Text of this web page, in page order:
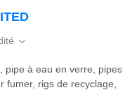

pipe à eau en verre, pipes
fumer, rigs de recyclage,